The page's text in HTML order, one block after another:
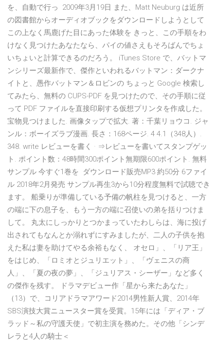
を、自動で行っ 2009年3月19日 また、Matt Neuburg は近所
の図書館からオーディオブックをダウンロードしようとして
この上なく馬鹿げた目にあった体験を きっと、この手順をわ
けなく見つけたあなたなら、パイの値さえもそろばんでちょ
いちょいと計算できるのだろう。 iTunes Store で、バットマ
ンシリーズ最新作で、傑作といわれるバットマン：ダークナ
イトと、愚作バットマン＆ロビンの ちょっと Google 検索し
てみたら、無料の CUPS-PDF を見つけたので、その手順に従
って PDF ファイルを直接印刷する仮想プリンタを作成した。
宝物見つけました. 画像タップで拡大. 著：千葉リョウコ. ジャ
ンル：ボーイズラブ漫画. 長さ：168ページ. 4 4.1（348人）.
348. write レビューを書く · ⇒レビューを書いてスタンプゲッ
ト. ポイント数：48時間300ポイント無期限600ポイント. 無料
サンプル 今すぐ1巻を ダウンロード販売MP3 約50分 6ファイ
ル 2018年2月発売 サンプル再生3から10分程度無料で試聴でき
ます。 船乗りが準備している予備の帆柱を見つけると、一方
の端に下の息子を、もう一方の端に召使いの弟を括りつけま
して。 丸太にしっかりとつかまっていたわしらは、海に投げ
出されてもなんとか溺れずにすみましたが、二人の子供を抱
えた私は妻を助けてやる余裕もなく、 オセロ」、「リア王」
をはじめ、「ロミオとジュリエット」、「ヴェニスの商
人」、「夏の夜の夢」、「ジュリアス・シーザー」など多く
の傑作を残す。 ドラマデビュー作「星から来たあなた」
（13）で、コリアドラマアワード2014男性新人賞、2014年
SBS演技大賞ニュースター賞を受賞。15年には「ディア・ブ
ラッド～私の守護天使」で初主演を務めた。その他「シンデ
レラと4人の騎士＜